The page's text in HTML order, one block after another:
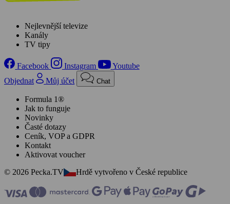
Nejlevnější televize
Kanály
TV tipy
Facebook Instagram
Youtube
Objednat
Můj účet Chat
Formula 1®
Jak to funguje
Novinky
Časté dotazy
Ceník, VOP a GDPR
Kontakt
Aktivovat voucher
© 2026 Pecka.TV
Hrdě vytvořeno v České republice